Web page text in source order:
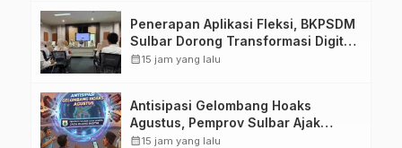
Penerapan Aplikasi Fleksi, BKPSDM
Sulbar Dorong Transformasi Digital
Sistem Kehadiran ASN
calendar_month15 jam yang lalu
Antisipasi Gelombang Hoaks
Agustus, Pemprov Sulbar Ajak
Warga Jaga Ruang Digital
calendar_month15 jam yang lalu